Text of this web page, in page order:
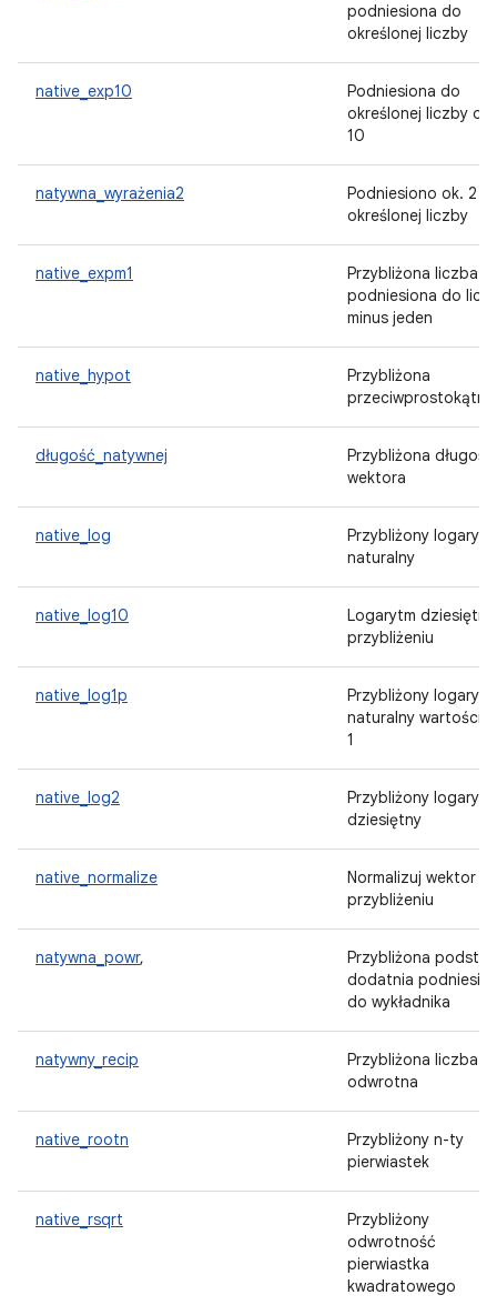
podniesiona do
określonej liczby
native_exp10
Podniesiona do
określonej liczby
10
natywna_wyrażenia2
Podniesiono ok. 2
określonej liczby
native_expm1
Przybliżona liczba e
podniesiona do
minus jeden
native_hypot
Przybliżona
przeciwprostokątna
długość_natywnej
Przybliżona długość
wektora
native_log
Przybliżony logarytm
naturalny
native_log10
Logarytm
przybliżeniu
native_log1p
Przybliżony logarytm
naturalny wartości
1
native_log2
Przybliżony logarytm
dziesiętny
native_normalize
Normalizuj wektor w
przybliżeniu
natywna_powr,
Przybliżona
dodatnia
do wykładnika
natywny_recip
Przybliżona liczba
odwrotna
native_rootn
Przybliżony n-ty
pierwiastek
native_rsqrt
Przybliżony
odwrotność
pierwiastka
kwadratowego